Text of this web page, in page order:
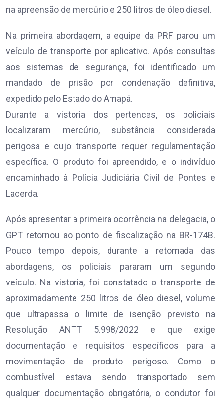
na apreensão de mercúrio e 250 litros de óleo diesel.
Na primeira abordagem, a equipe da PRF parou um
veículo de transporte por aplicativo. Após consultas
aos sistemas de segurança, foi identificado um
mandado de prisão por condenação definitiva,
expedido pelo Estado do Amapá.
Durante a vistoria dos pertences, os policiais
localizaram mercúrio, substância considerada
perigosa e cujo transporte requer regulamentação
específica. O produto foi apreendido, e o indivíduo
encaminhado à Polícia Judiciária Civil de Pontes e
Lacerda.
Após apresentar a primeira ocorrência na delegacia, o
GPT retornou ao ponto de fiscalização na BR-174B.
Pouco tempo depois, durante a retomada das
abordagens, os policiais pararam um segundo
veículo. Na vistoria, foi constatado o transporte de
aproximadamente 250 litros de óleo diesel, volume
que ultrapassa o limite de isenção previsto na
Resolução ANTT 5.998/2022 e que exige
documentação e requisitos específicos para a
movimentação de produto perigoso. Como o
combustível estava sendo transportado sem
qualquer documentação obrigatória, o condutor foi